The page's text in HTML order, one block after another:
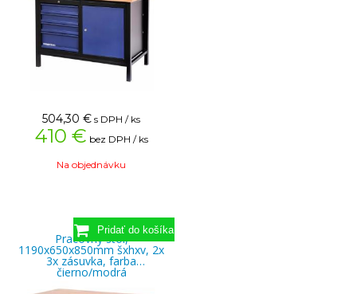
504,30 € s DPH / ks
410 € bez DPH / ks
Na objednávku
Pracovný stôl,
1190x650x850mm šxhxv, 2x
3x zásuvka, farba
čierno/modrá